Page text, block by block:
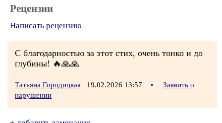
Рецензии
Написать рецензию
С благодарностью за этот стих, очень тонко и до
глубины! 🔥🙏🙏
Татьяна Городицкая 19.02.2026 13:57 •
Заявить о
нарушении